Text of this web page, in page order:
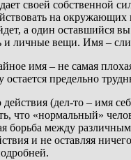
своей собственной
на окружающих
а один оставшийся
личные вещи. Имя –
имя – не самая
предельно
(дел-то – имя
что «нормальный»
борьба между
и не оставляя